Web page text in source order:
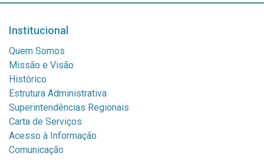
Institucional
Quem Somos
Missão e Visão
Histórico
Estrutura Administrativa
Superintendências Regionais
Carta de Serviços
Acesso à Informação
Comunicação